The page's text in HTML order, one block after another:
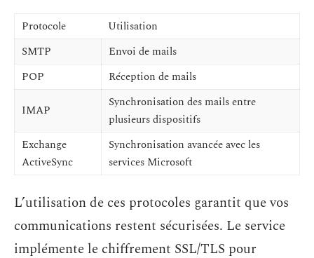
Protocole
Utilisation
SMTP
Envoi de mails
POP
Réception de mails
IMAP
Synchronisation des mails entre
plusieurs dispositifs
Exchange
ActiveSync
Synchronisation avancée avec les
services Microsoft
L’utilisation de ces protocoles garantit que vos
communications restent sécurisées. Le service
implémente le chiffrement SSL/TLS pour